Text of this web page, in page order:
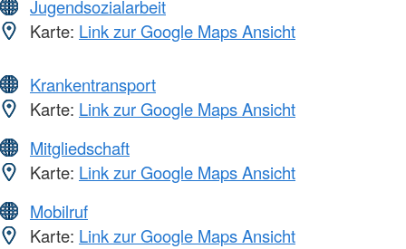
Jugendsozialarbeit
Karte: Link zur Google Maps Ansicht
Krankentransport
Karte: Link zur Google Maps Ansicht
Mitgliedschaft
Karte: Link zur Google Maps Ansicht
Mobilruf
Karte: Link zur Google Maps Ansicht